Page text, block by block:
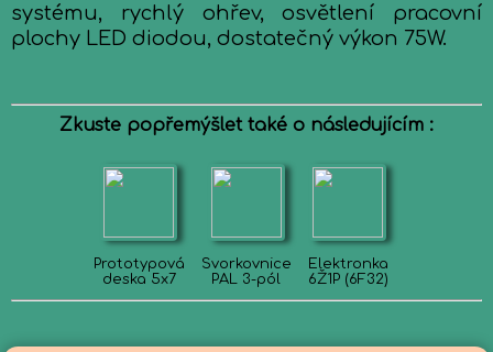
systému, rychlý ohřev, osvětlení pracovní
plochy LED diodou, dostatečný výkon 75W.
Zkuste popřemýšlet také o následujícím :
Prototypová
deska 5x7
Svorkovnice
PAL 3-pól
Elektronka
6Ž1P (6F32)